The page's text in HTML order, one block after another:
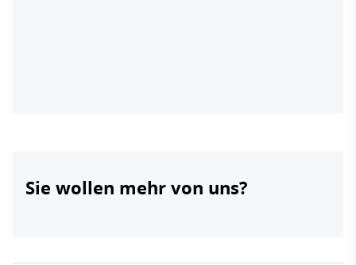
Sie wollen mehr von uns?